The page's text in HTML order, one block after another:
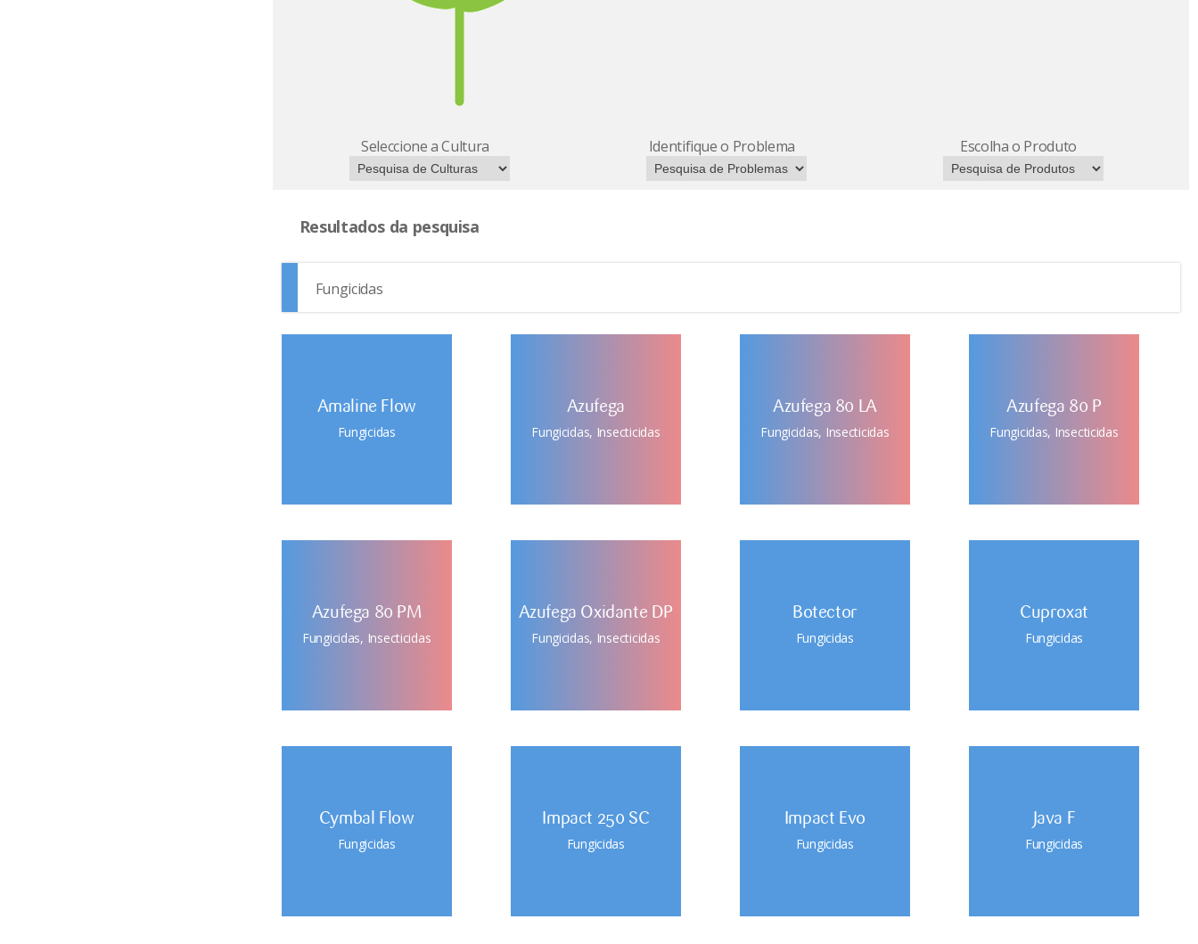
Seleccione a Cultura Identifique o Problema Escolha o Produto
Resultados da pesquisa
Fungicidas
Amaline Flow
Fungicidas
Azufega
Fungicidas, Insecticidas
Azufega 80 LA
Fungicidas, Insecticidas
Azufega 80 P
Fungicidas, Insecticidas
Azufega 80 PM
Fungicidas, Insecticidas
Azufega Oxidante DP
Fungicidas, Insecticidas
Botector
Fungicidas
Cuproxat
Fungicidas
Cymbal Flow
Fungicidas
Impact 250 SC
Fungicidas
Impact Evo
Fungicidas
Java F
Fungicidas